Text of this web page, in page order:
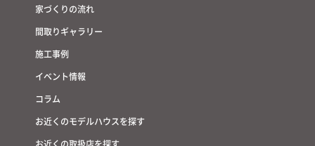
家づくりの流れ
間取りギャラリー
施工事例
イベント情報
コラム
お近くのモデルハウスを探す
お近くの取扱店を探す